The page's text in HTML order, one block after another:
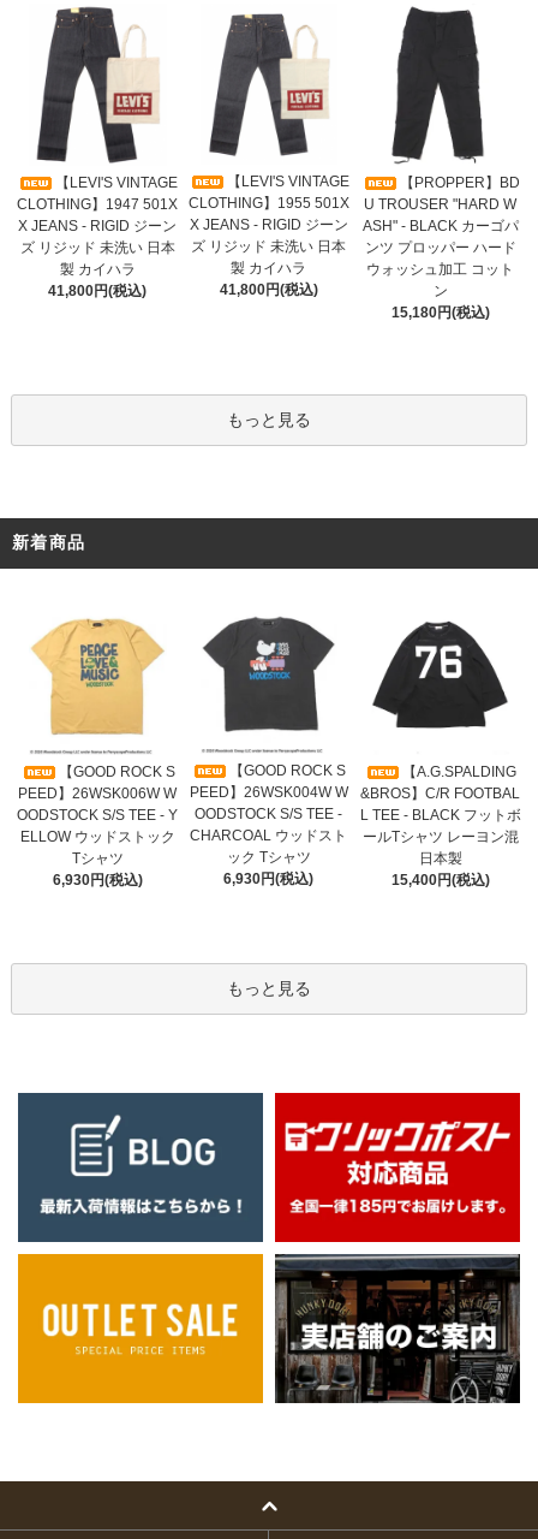
【LEVI'S VINTAGE
CLOTHING】1947 501X
X JEANS - RIGID ジーン
ズ リジッド 未洗い 日本
製 カイハラ
41,800円(税込)
【LEVI'S VINTAGE
CLOTHING】1955 501X
X JEANS - RIGID ジーン
ズ リジッド 未洗い 日本
製 カイハラ
41,800円(税込)
【PROPPER】BD
U TROUSER "HARD W
ASH" - BLACK カーゴパ
ンツ プロッパー ハード
ウォッシュ加工 コット
ン
15,180円(税込)
もっと見る
新着商品
【GOOD ROCK S
PEED】26WSK006W W
OODSTOCK S/S TEE - Y
ELLOW ウッドストック
Tシャツ
6,930円(税込)
【GOOD ROCK S
PEED】26WSK004W W
OODSTOCK S/S TEE -
CHARCOAL ウッドスト
ック Tシャツ
6,930円(税込)
【A.G.SPALDING
&BROS】C/R FOOTBAL
L TEE - BLACK フットボ
ールTシャツ レーヨン混
日本製
15,400円(税込)
もっと見る